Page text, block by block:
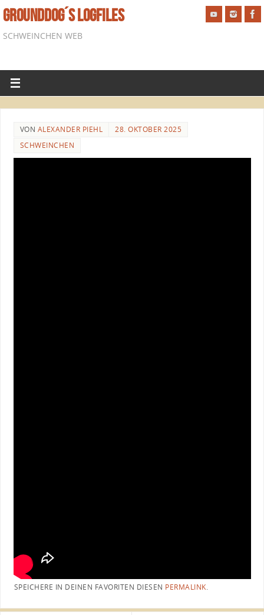
GROUNDDOG´S LOGFILES
SCHWEINCHEN WEB
VON ALEXANDER PIEHL
28. OKTOBER 2025
SCHWEINCHEN
SPEICHERE IN DEINEN FAVORITEN DIESEN PERMALINK.